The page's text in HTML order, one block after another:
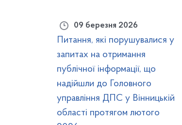
09 березня 2026
Питання, які порушувалися у
запитах на отримання
публічної інформації, що
надійшли до Головного
управління ДПС у Вінницькій
області протягом лютого